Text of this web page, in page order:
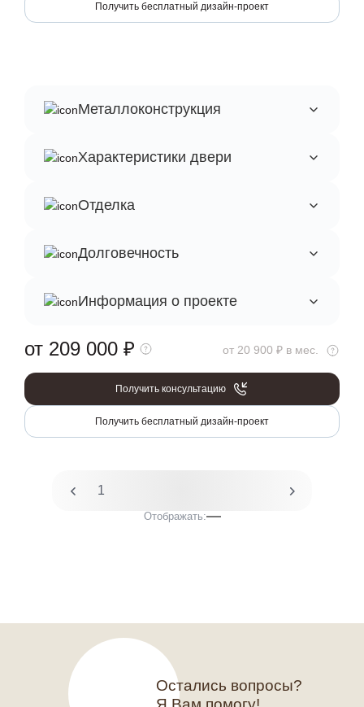
Получить бесплатный дизайн-проект
Металлоконструкция
Характеристики двери
Отделка
Долговечность
Информация о проекте
от 209 000 ₽ от 20 900 ₽ в мес.
Получить консультацию
Получить бесплатный дизайн-проект
1 2
Отображать:
Остались вопросы?